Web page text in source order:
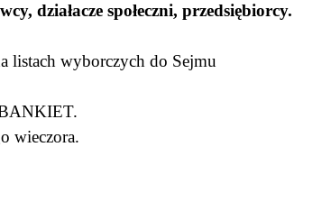
działacze społeczni, przedsiębiorcy.
wyborczych do Sejmu
BANKIET.
wieczora.